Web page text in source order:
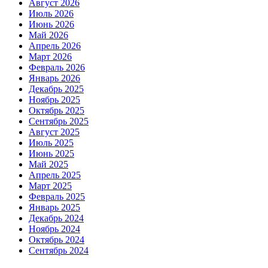
Август 2026
Июль 2026
Июнь 2026
Май 2026
Апрель 2026
Март 2026
Февраль 2026
Январь 2026
Декабрь 2025
Ноябрь 2025
Октябрь 2025
Сентябрь 2025
Август 2025
Июль 2025
Июнь 2025
Май 2025
Апрель 2025
Март 2025
Февраль 2025
Январь 2025
Декабрь 2024
Ноябрь 2024
Октябрь 2024
Сентябрь 2024